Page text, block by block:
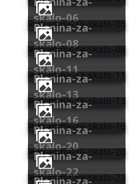
skalo-06
planina-za-
skalo-08
planina-za-
skalo-11
planina-za-
skalo-13
planina-za-
skalo-16
planina-za-
skalo-20
planina-za-
skalo-22
planina-za-